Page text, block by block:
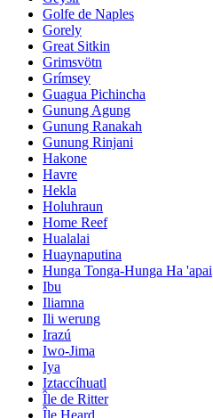
Golfe de Naples
Gorely
Great Sitkin
Grimsvötn
Grímsey
Guagua Pichincha
Gunung Agung
Gunung Ranakah
Gunung Rinjani
Hakone
Havre
Hekla
Holuhraun
Home Reef
Hualalai
Huaynaputina
Hunga Tonga-Hunga Ha 'apai
Ibu
Iliamna
Ili werung
Irazú
Iwo-Jima
Iya
Iztaccíhuatl
Île de Ritter